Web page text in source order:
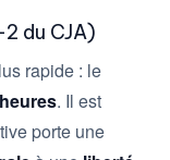
du CJA)
rapide : le
. Il est
porte une